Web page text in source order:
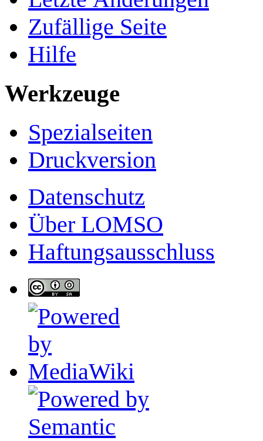
Zufällige Seite
Hilfe
Werkzeuge
Spezialseiten
Druckversion
Datenschutz
Über LOMSO
Haftungsausschluss